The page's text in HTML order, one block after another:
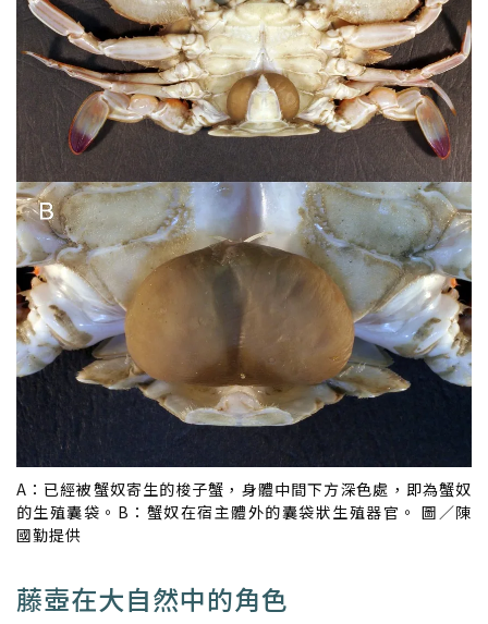
A：已經被蟹奴寄生的梭子蟹，身體中間下方深色處，即為蟹奴
的生殖囊袋。B：蟹奴在宿主體外的囊袋狀生殖器官。 圖／陳
國勤提供
藤壺在大自然中的角色